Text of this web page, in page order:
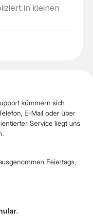
in kleinen
kümmern sich
E-Mail oder über
Service liegt uns
Feiertags,
.